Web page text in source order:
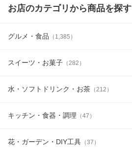
お店のカテゴリから商品を探す
グルメ・食品 （ 1,385 ）
スイーツ・お菓子 （282 ）
水・ソフトドリンク・お茶 （212 ）
キッチン・食器・調理 （47 ）
花・ガーデン・DIY工具 （37 ）